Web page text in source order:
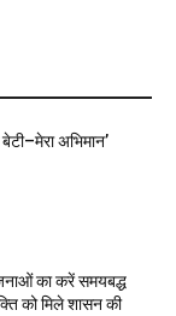
अभिमान’
का करें समयबद्ध
को मिले शासन की